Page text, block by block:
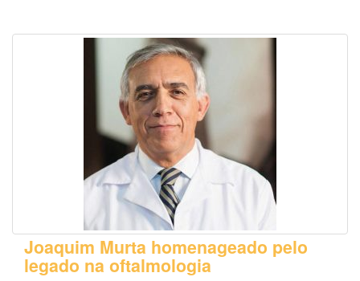
Joaquim Murta homenageado pelo
legado na oftalmologia